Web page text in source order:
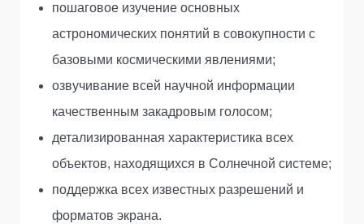
пошаговое изучение основных
астрономических понятий в совокупности с
базовыми космическими явлениями;
озвучивание всей научной информации
качественным закадровым голосом;
детализированная характеристика всех
объектов, находящихся в Солнечной системе;
поддержка всех известных разрешений и
форматов экрана.